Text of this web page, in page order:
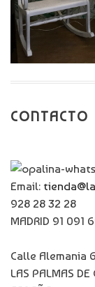
CONTACTO
Email:
928 28 32 28
MADRID 91 091
Calle Alemania
LAS PALMAS DE